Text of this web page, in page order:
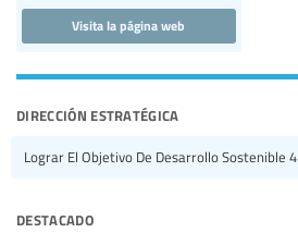
Visita la página web
dirección estratégica
Lograr El Objetivo De Desarrollo Sostenible 4
destacado